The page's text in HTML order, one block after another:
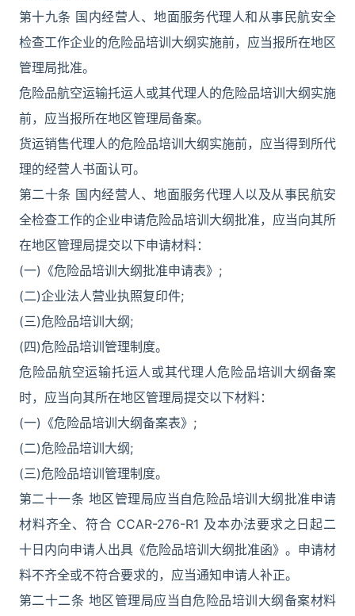
第十九条 国内经营人、地面服务代理人和从事民航安全
检查工作企业的危险品培训大纲实施前，应当报所在地区
管理局批准。
危险品航空运输托运人或其代理人的危险品培训大纲实施
前，应当报所在地区管理局备案。
货运销售代理人的危险品培训大纲实施前，应当得到所代
理的经营人书面认可。
第二十条 国内经营人、地面服务代理人以及从事民航安
全检查工作的企业申请危险品培训大纲批准，应当向其所
在地区管理局提交以下申请材料：
(一)《危险品培训大纲批准申请表》;
(二)企业法人营业执照复印件;
(三)危险品培训大纲;
(四)危险品培训管理制度。
危险品航空运输托运人或其代理人危险品培训大纲备案
时，应当向其所在地区管理局提交以下材料：
(一)《危险品培训大纲备案表》;
(二)危险品培训大纲;
(三)危险品培训管理制度。
第二十一条 地区管理局应当自危险品培训大纲批准申请
材料齐全、符合 CCAR-276-R1 及本办法要求之日起二
十日内向申请人出具《危险品培训大纲批准函》。申请材
料不齐全或不符合要求的，应当通知申请人补正。
第二十二条 地区管理局应当自危险品培训大纲备案材料